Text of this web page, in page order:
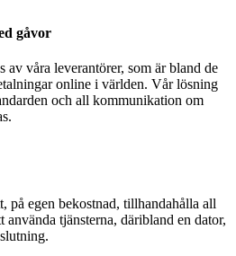
gåvor
av våra leverantörer, som är bland de
online i världen. Vår lösning
och all kommunikation om
på egen bekostnad, tillhandahålla all
tjänsterna, däribland en dator,